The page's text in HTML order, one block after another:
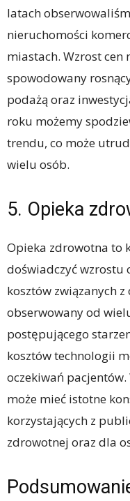
latach
nieruchomości
miastach. Wzrost cen
spowodowany
podażą oraz
roku możemy
trendu, co może
wielu osób.
5. Opieka
Opieka zdrowotna to
doświadczyć wzrostu
kosztów związanych
obserwowany od
postępującego
kosztów technologii
oczekiwań
może mieć istotne
korzystających z
zdrowotnej oraz dla